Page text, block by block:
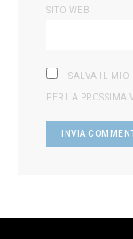
SITO WEB
SALVA IL MIO
PER LA PROSSIMA